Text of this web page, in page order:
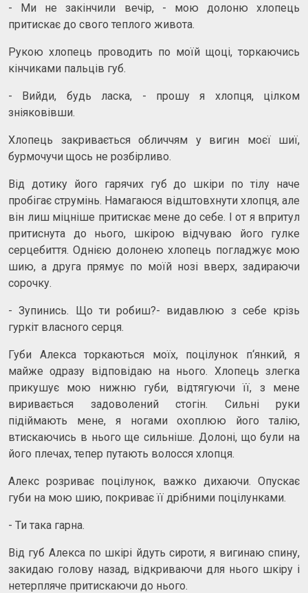
- Ми не закінчили вечір, - мою долоню хлопець
притискає до свого теплого живота.
Рукою хлопець проводить по моїй щоці, торкаючись
кінчиками пальців губ.
- Вийди, будь ласка, - прошу я хлопця, цілком
зніяковівши.
Хлопець закривається обличчям у вигин моєї шиї,
бурмочучи щось не розбірливо.
Від дотику його гарячих губ до шкіри по тілу наче
пробігає струмінь. Намагаюся відштовхнути хлопця, але
він лиш міцніше притискає мене до себе. І от я впритул
притиснута до нього, шкірою відчуваю його гулке
серцебиття. Однією долонею хлопець погладжує мою
шию, а друга прямує по моїй нозі вверх, задираючи
сорочку.
- Зупинись. Що ти робиш?- видавлюю з себе крізь
гуркіт власного серця.
Губи Алекса торкаються моїх, поцілунок п‘янкий, я
майже одразу відповідаю на нього. Хлопець злегка
прикушує мою нижню губи, відтягуючи її, з мене
виривається задоволений стогін. Сильні руки
підіймають мене, я ногами охоплюю його талію,
втискаючись в нього ще сильніше. Долоні, що були на
його плечах, тепер путають волосся хлопця.
Алекс розриває поцілунок, важко дихаючи. Опускає
губи на мою шию, покриває її дрібними поцілунками.
- Ти така гарна.
Від губ Алекса по шкірі йдуть сироти, я вигинаю спину,
закидаю голову назад, відкриваючи для нього шкіру і
нетерпляче притискаючи до нього.